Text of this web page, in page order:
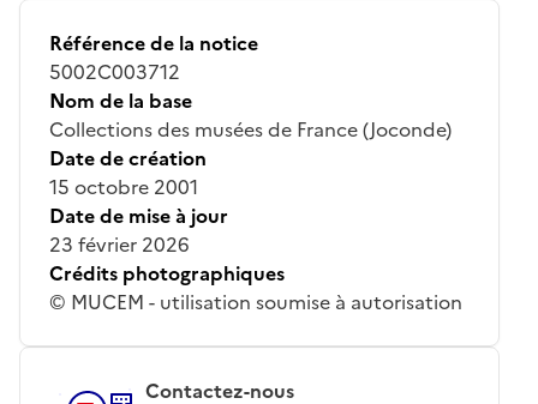
Référence de la notice
5002C003712
Nom de la base
Collections des musées de France (Joconde)
Date de création
15 octobre 2001
Date de mise à jour
23 février 2026
Crédits photographiques
© MUCEM - utilisation soumise à autorisation
Contactez-nous